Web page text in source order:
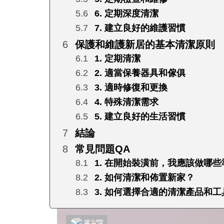
6. 定期深度清潔
7. 建立良好的維護習慣
保護和維護新居的基本清潔原則
1. 定期清潔
2. 適當保養器具和傢俱
3. 適時修復和更換
4. 特殊清潔需求
5. 建立良好的生活習慣
結論
常見問題QA
1. 在開始裝潢前，我應該做哪
2. 如何清潔和佈置新家？
3. 如何選擇合適的清潔產品和工